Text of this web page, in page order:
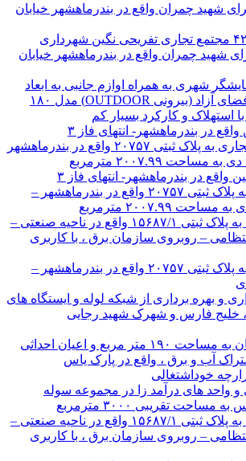
شهید چمران واقع در بندرماهشهر خیابان
شهید چمران واقع در بندرماهشهر خیابان
شهری به همراه اوازم جانبی به ابعاد
۴۸۰*۱۹۲ مخصوص فضای آزاد (بیرونی OUTDOOR) مدل ۱۸۰
فروش قطعه زمین تجاری به پلاک ثبتی ۲۰۷۵۷ واقع در بندرماهشهر
در بندرماهشهر- انتهای فاز ۳
فروش زمین تجاری به پلاک ثبتی ۲۰۷۵۷ واقع در بندرماهشهر –
فروش ملک دو طبقه به پلاک ثبتی ۱۵۶۸۷/۱ واقع در ناحیه صنعتی –
– روبروی سازمان برق ، با کاربری
فروش زمین تجاری به پلاک ثبتی ۲۰۷۵۷ واقع در بندرماهشهر –
و بهره برداری از شبکه لوله و ایستگاه های
خلیج فارس و شهرک شهید رجایی
اجاره یک باب ساختمان به مساحت ۱۹۰ متر مربع و اعیان احداثی
آب و برق ، واقع در پارک یاس
و واحد های درآمد زا در مجموعه سوله
تقریبی ۳۰۰۰ مترمربع
فروش ملک دو طبقه به پلاک ثبتی ۱۵۶۸۷/۱ واقع در ناحیه صنعتی –
– روبروی سازمان برق ، با کاربری